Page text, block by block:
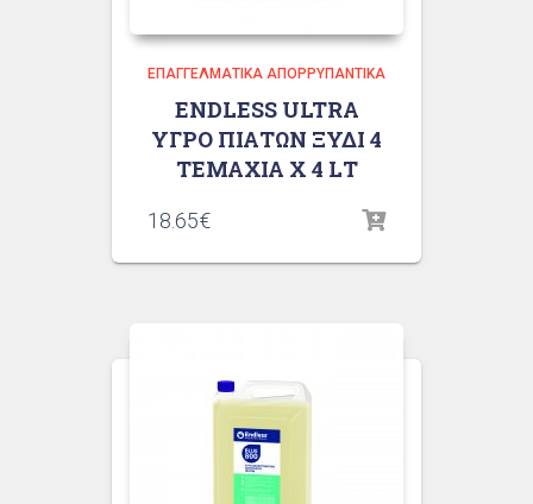
ΕΠΑΓΓΕΛΜΑΤΙΚΆ ΑΠΟΡΡΥΠΑΝΤΙΚΆ
ENDLESS ULTRA
ΥΓΡΟ ΠΙΑΤΩΝ ΞΥΔΙ 4
ΤΕΜΑΧΙΑ X 4 LΤ
18.65€